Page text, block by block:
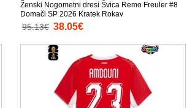
Ženski Nogometni dresi Švica Remo Freuler #8
Domači SP 2026 Kratek Rokav
95.13€ 38.05€